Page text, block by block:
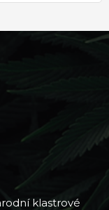
klastrové